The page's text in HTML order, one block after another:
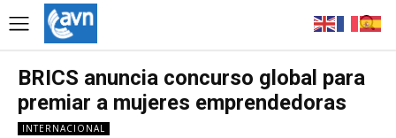
BRICS anuncia concurso global para
premiar a mujeres emprendedoras
INTERNACIONAL